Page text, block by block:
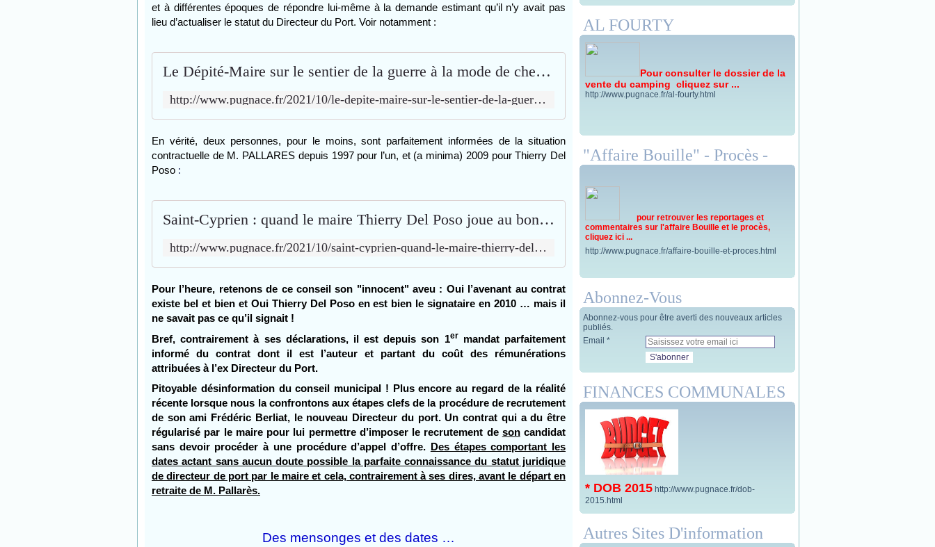
et à différentes époques de répondre lui-même à la demande estimant qu’il n’y avait pas
lieu d’actualiser le statut du Directeur du Port. Voir notamment :
Le Dépité-Maire sur le sentier de la guerre à la mode de chez lui ... - Jean Jouandet - Le blog de pugnace
http://www.pugnace.fr/2021/10/le-depite-maire-sur-le-sentier-de-la-guerre-a-la-mode-de-chez-lui.html
En vérité, deux personnes, pour le moins, sont parfaitement informées de la situation
contractuelle de M. PALLARES depuis 1997 pour l’un, et (a minima) 2009 pour Thierry Del
Poso :
Saint-Cyprien : quand le maire Thierry Del Poso joue au bonneteau avec ses collaborateurs - Jean Jouandet - Le blog de pugnace
http://www.pugnace.fr/2021/10/saint-cyprien-quand-le-maire-thierry-del-poso-joue-au-bonneteau-avec-ses-collaborateurs.html
Pour l’heure, retenons de ce conseil son "innocent" aveu : Oui l’avenant au contrat
existe bel et bien et Oui Thierry Del Poso en est bien le signataire en 2010 … mais il
ne savait pas ce qu’il signait !
Bref, contrairement à ses déclarations, il est depuis son 1er mandat parfaitement
informé du contrat dont il est l’auteur et partant du coût des rémunérations
attribuées à l’ex Directeur du Port.
Pitoyable désinformation du conseil municipal ! Plus encore au regard de la réalité
récente lorsque nous la confrontons aux étapes clefs de la procédure de recrutement
de son ami Frédéric Berliat, le nouveau Directeur du port. Un contrat qui a du être
régularisé par le maire pour lui permettre d’imposer le recrutement de soncandidat
sans devoir procéder à une procédure d’appel d’offre.
Des étapes comportant les
dates actant sans aucun doute possible la parfaite connaissance du statut juridique
de directeur de port par le maire et cela, contrairement à ses dires, avant le départ en
retraite de M. Pallarès.
Des mensonges et des dates …
AL FOURTY
Pour consulter le dossier de la
vente du camping cliquez sur ...
http://www.pugnace.fr/al-fourty.html
"Affaire Bouille" - Procès -
pour retrouver les reportages et
commentaires sur l'affaire Bouille et le procès,
cliquez ici ...
http://www.pugnace.fr/affaire-bouille-et-proces.html
Abonnez-Vous
Abonnez-vous pour être averti des nouveaux articles
publiés.
Email
FINANCES COMMUNALES
* DOB 2015 http://www.pugnace.fr/dob-
2015.html
Autres Sites D'information